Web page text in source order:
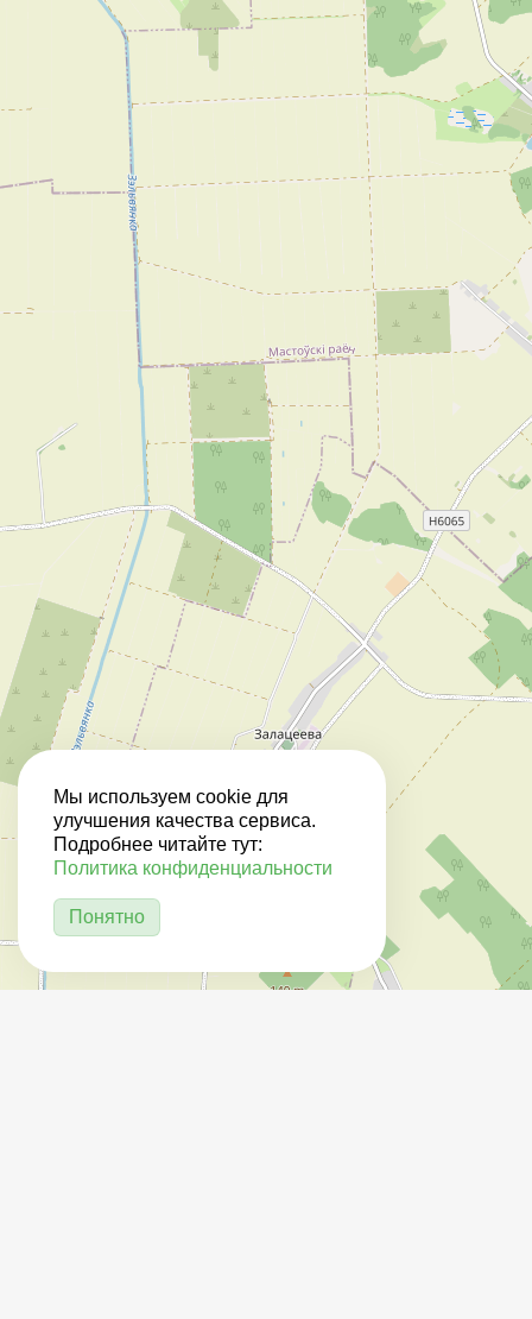
Мы используем cookie для
улучшения качества сервиса.
Подробнее читайте тут:
Политика конфиденциальности
Понятно